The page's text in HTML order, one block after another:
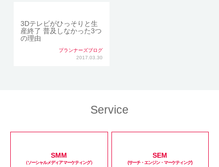
3Dテレビがひっそりと生
産終了 普及しなかった3つ
の理由
プランナーズブログ
2017.03.30
Service
SMM
（ソーシャルメディアマーケティング）
SEM
(サーチ・エンジン・マーケティング)